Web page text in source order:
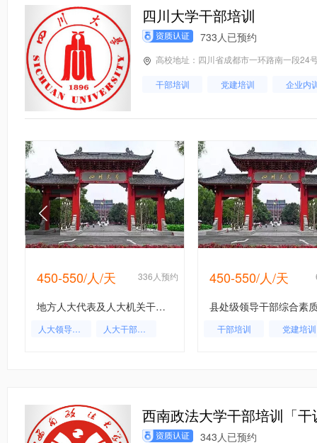
四川大学干部培训
733人已预约
高校地址：四川省成都市一环路南一段24
干部培训 党建培训 企业内
450-550/人/天 336人预约
地方人大代表及人大机关干部培训专题
人大领导培训
人大干部培训
450-550/人/天
干部培训 党建培训
西南政法大学干部培训「干
343人已预约